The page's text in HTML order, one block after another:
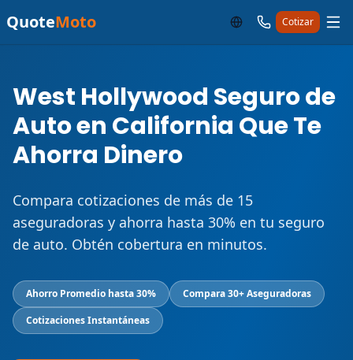
QuoteMoto Cotizar
West Hollywood Seguro de
Auto en California Que Te
Ahorra Dinero
Compara cotizaciones de más de 15
aseguradoras y ahorra hasta 30% en tu seguro
de auto. Obtén cobertura en minutos.
Ahorro Promedio hasta 30%
Compara 30+ Aseguradoras
Cotizaciones Instantáneas